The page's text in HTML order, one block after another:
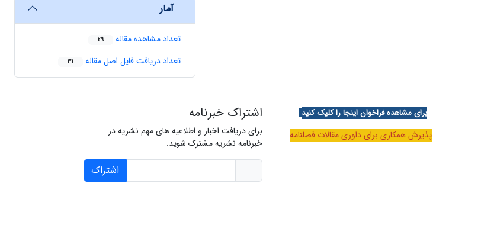
آمار
تعداد مشاهده مقاله 29
تعداد دریافت فایل اصل مقاله 31
برای مشاهده فراخوان اینجا را کلیک کنید
پذیرش همکاری برای داوری مقالات فصلنامه
اشتراک خبرنامه
برای دریافت اخبار و اطلاعیه های مهم نشریه در
خبرنامه نشریه مشترک شوید.
اشتراک